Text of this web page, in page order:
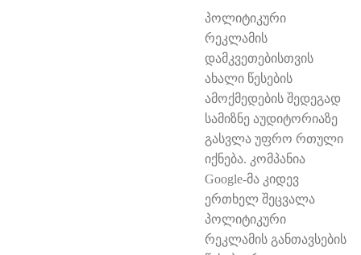
პოლიტიკური
რეკლამის
დამკვეთებისთვის
ახალი წესების
ამოქმედების შედეგად
სამიზნე აუდიტორიაზე
გასვლა უფრო რთული
იქნება. კომპანია
Google-მა კიდევ
ერთხელ შეცვალა
პოლიტიკური
რეკლამის განთავსების